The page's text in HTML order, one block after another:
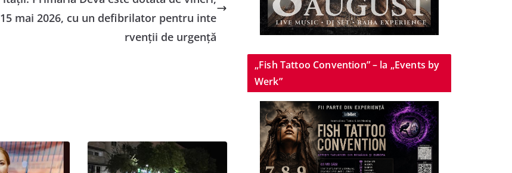
15 mai 2026, cu un defibrilator pentru inte
rvenții de urgență
„Fish Tattoo Convention” – la „Events by
Werk”